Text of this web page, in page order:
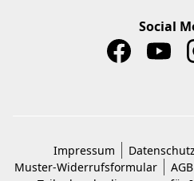
Social
Impressum Datenschutz
Muster-Widerrufsformular
AGB